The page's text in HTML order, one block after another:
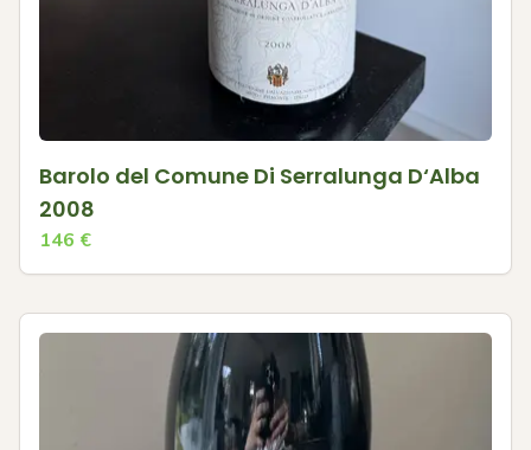
Barolo del Comune Di Serralunga D‘Alba
2008
146 €